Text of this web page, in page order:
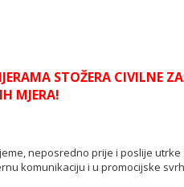
STOŽERA CIVILNE
MJERA!
neposredno prije i poslije
komunikaciju i u promocijske